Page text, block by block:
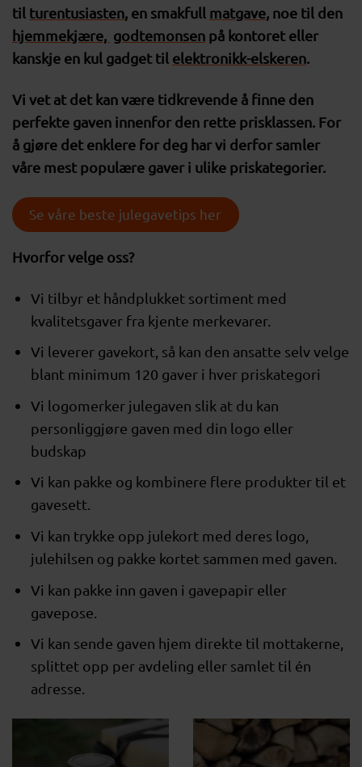
til turentusiasten, en smakfull matgave, noe til den
hjemmekjære, godtemonsen på kontoret eller
kanskje en kul gadget til elektronikk-elskeren.
Vi vet at det kan være tidkrevende å finne den
perfekte gaven innenfor den rette prisklassen. For
å gjøre det enklere for deg har vi derfor samler
våre mest populære gaver i ulike priskategorier.
Se våre beste julegavetips her
Hvorfor velge oss?
Vi tilbyr et håndplukket sortiment med
kvalitetsgaver fra kjente merkevarer.
Vi leverer gavekort, så kan den ansatte selv velge
blant minimum 120 gaver i hver priskategori
Vi logomerker julegaven slik at du kan
personliggjøre gaven med din logo eller
budskap
Vi kan pakke og kombinere flere produkter til et
gavesett.
Vi kan trykke opp julekort med deres logo,
julehilsen og pakke kortet sammen med gaven.
Vi kan pakke inn gaven i gavepapir eller
gavepose.
Vi kan sende gaven hjem direkte til mottakerne,
splittet opp per avdeling eller samlet til én
adresse.